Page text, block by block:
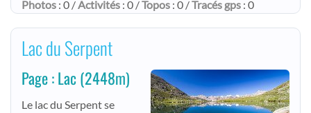
Photos : 0 / Activités : 0 /Topos : 0 /Tracés gps : 0
Lac du Serpent
Page : Lac(2448m)
Le lac du Serpent se